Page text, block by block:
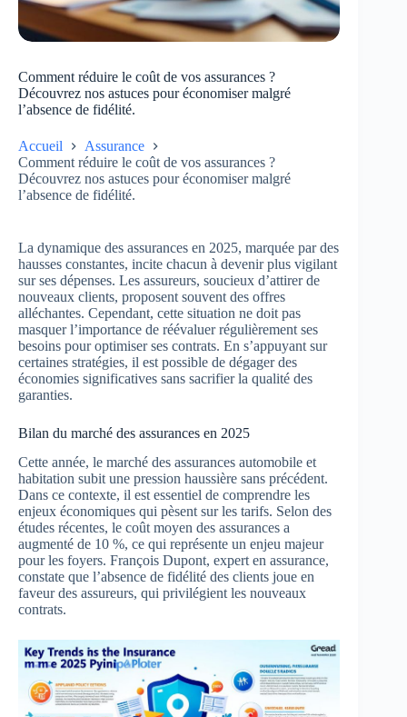
Comment réduire le coût de vos assurances ?
Découvrez nos astuces pour économiser malgré
l’absence de fidélité.
Accueil
Assurance
Comment réduire le coût de vos assurances ?
Découvrez nos astuces pour économiser malgré
l’absence de fidélité.
La dynamique des assurances en 2025, marquée par des
hausses constantes, incite chacun à devenir plus vigilant
sur ses dépenses. Les assureurs, soucieux d’attirer de
nouveaux clients, proposent souvent des offres
alléchantes. Cependant, cette situation ne doit pas
masquer l’importance de réévaluer régulièrement ses
besoins pour optimiser ses contrats. En s’appuyant sur
certaines stratégies, il est possible de dégager des
économies significatives sans sacrifier la qualité des
garanties.
Bilan du marché des assurances en 2025
Cette année, le marché des assurances automobile et
habitation subit une pression haussière sans précédent.
Dans ce contexte, il est essentiel de comprendre les
enjeux économiques qui pèsent sur les tarifs. Selon des
études récentes, le coût moyen des assurances a
augmenté de 10 %, ce qui représente un enjeu majeur
pour les foyers. François Dupont, expert en assurance,
constate que l’absence de fidélité des clients joue en
faveur des assureurs, qui privilégient les nouveaux
contrats.